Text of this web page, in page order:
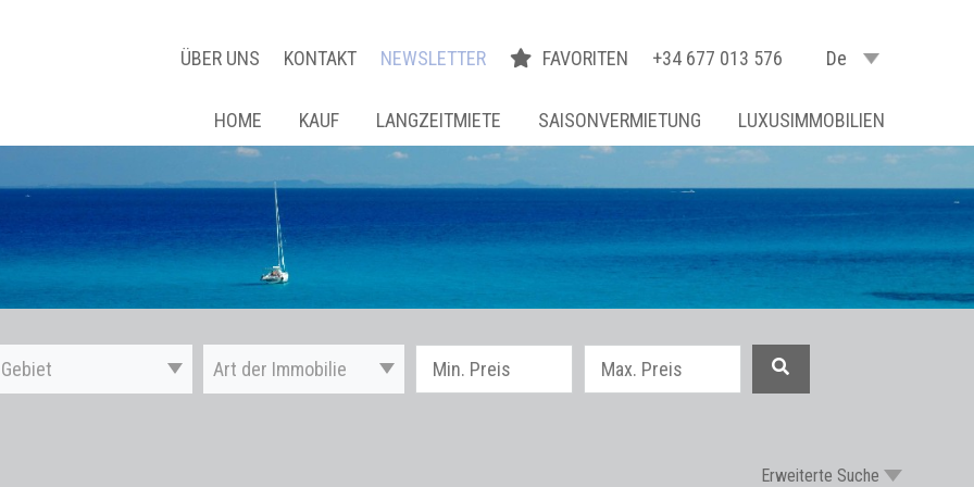
ÜBER UNS KONTAKT NEWSLETTER FAVORITEN +34 677 013 576 De
HOME KAUF LANGZEITMIETE SAISONVERMIETUNG LUXUSIMMOBILIEN
Gebiet Art der Immobilie
Erweiterte Suche